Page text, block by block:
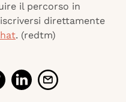
il percorso in
direttamente
. (redtm)